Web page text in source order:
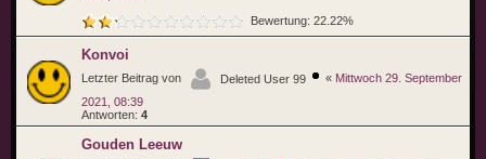
Bewertung: 22.22%
Konvoi
Letzter Beitrag von Deleted User 99 « Mittwoch 29. September
2021, 08:39
Antworten: 4
Gouden Leeuw